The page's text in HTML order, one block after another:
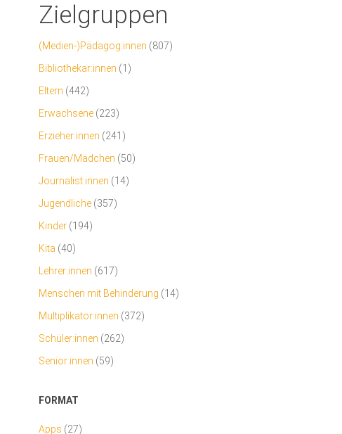
Zielgruppen
(Medien-)Pädagog:innen (807)
Bibliothekar:innen (1)
Eltern (442)
Erwachsene (223)
Erzieher:innen (241)
Frauen/Mädchen (50)
Journalist:innen (14)
Jugendliche (357)
Kinder (194)
Kita (40)
Lehrer:innen (617)
Menschen mit Behinderung (14)
Multiplikator:innen (372)
Schüler:innen (262)
Senior:innen (59)
FORMAT
Apps (27)